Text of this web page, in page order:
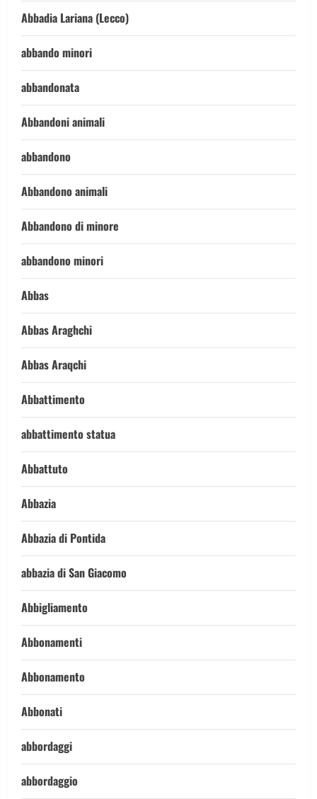
Abbadia Lariana (Lecco)
abbando minori
abbandonata
Abbandoni animali
abbandono
Abbandono animali
Abbandono di minore
abbandono minori
Abbas
Abbas Araghchi
Abbas Araqchi
Abbattimento
abbattimento statua
Abbattuto
Abbazia
Abbazia di Pontida
abbazia di San Giacomo
Abbigliamento
Abbonamenti
Abbonamento
Abbonati
abbordaggi
abbordaggio